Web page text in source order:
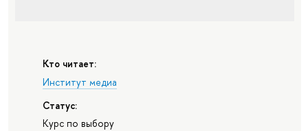
Кто читает:
Институт медиа
Статус:
Курс по выбору